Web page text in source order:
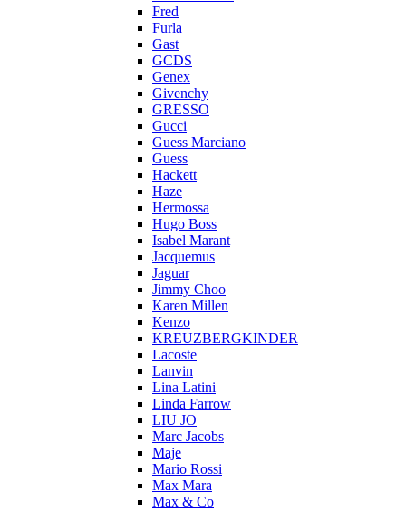
Fred
Furla
Gast
GCDS
Genex
Givenchy
GRESSO
Gucci
Guess Marciano
Guess
Hackett
Haze
Hermossa
Hugo Boss
Isabel Marant
Jacquemus
Jaguar
Jimmy Choo
Karen Millen
Kenzo
KREUZBERGKINDER
Lacoste
Lanvin
Lina Latini
Linda Farrow
LIU JO
Marc Jacobs
Maje
Mario Rossi
Max Mara
Max & Co